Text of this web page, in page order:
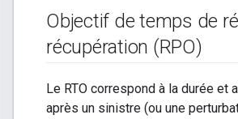
Objectif de temps de
récupération (RPO)
Le RTO correspond à la durée
après un sinistre (ou une